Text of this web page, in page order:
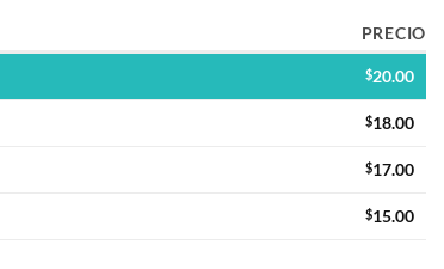
PRECIO
$20.00
$18.00
$17.00
$15.00